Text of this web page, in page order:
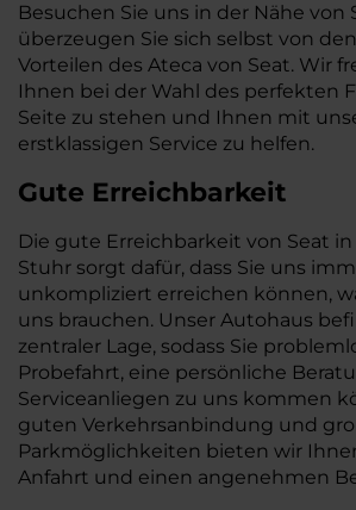
Besuchen Sie uns in der Nähe von
überzeugen Sie sich selbst von
Vorteilen des Ateca von Seat. Wir
Ihnen bei der Wahl des perfekten
Seite zu stehen und Ihnen mit
erstklassigen Service zu helfen.
Gute Erreichbarkeit
Die gute Erreichbarkeit von Seat
Stuhr sorgt dafür, dass Sie uns
unkompliziert erreichen können,
uns brauchen. Unser Autohaus
zentraler Lage, sodass Sie
Probefahrt, eine persönliche
Serviceanliegen zu uns kommen
guten Verkehrsanbindung und
Parkmöglichkeiten bieten wir
Anfahrt und einen angenehmen